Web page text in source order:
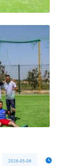
2026-05-06